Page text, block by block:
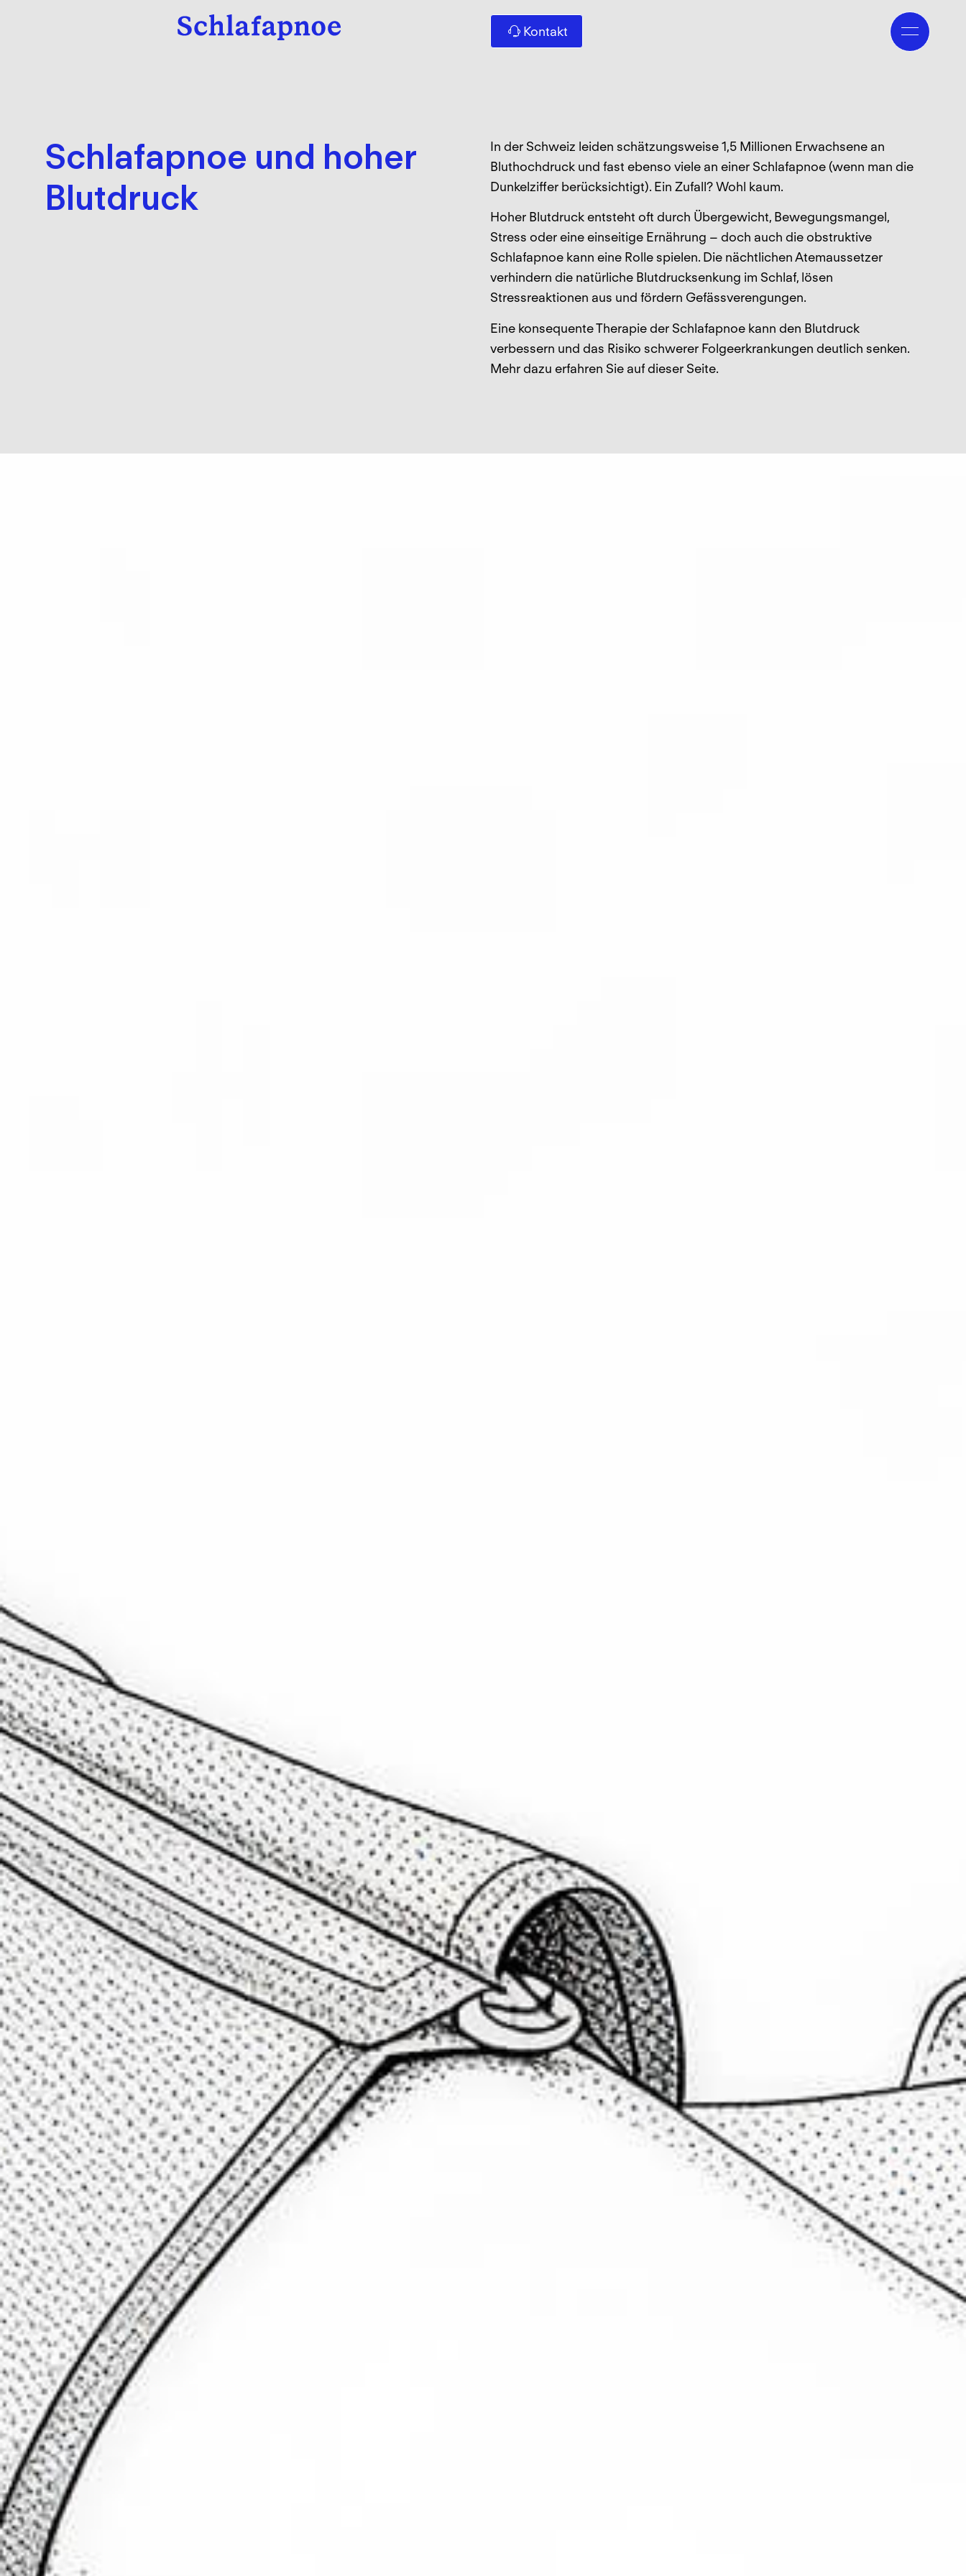
Kontakt
Schlafapnoe und hoher
Blutdruck
In der Schweiz leiden schätzungsweise 1,5 Millionen Erwachsene an
Bluthochdruck und fast ebenso viele an einer Schlafapnoe (wenn man die
Dunkelziffer berücksichtigt). Ein Zufall? Wohl kaum.
Hoher Blutdruck entsteht oft durch Übergewicht, Bewegungsmangel,
Stress oder eine einseitige Ernährung – doch auch die obstruktive
Schlafapnoe kann eine Rolle spielen. Die nächtlichen Atemaussetzer
verhindern die natürliche Blutdrucksenkung im Schlaf, lösen
Stressreaktionen aus und fördern Gefässverengungen.
Eine konsequente Therapie der Schlafapnoe kann den Blutdruck
verbessern und das Risiko schwerer Folgeerkrankungen deutlich senken.
Mehr dazu erfahren Sie auf dieser Seite.